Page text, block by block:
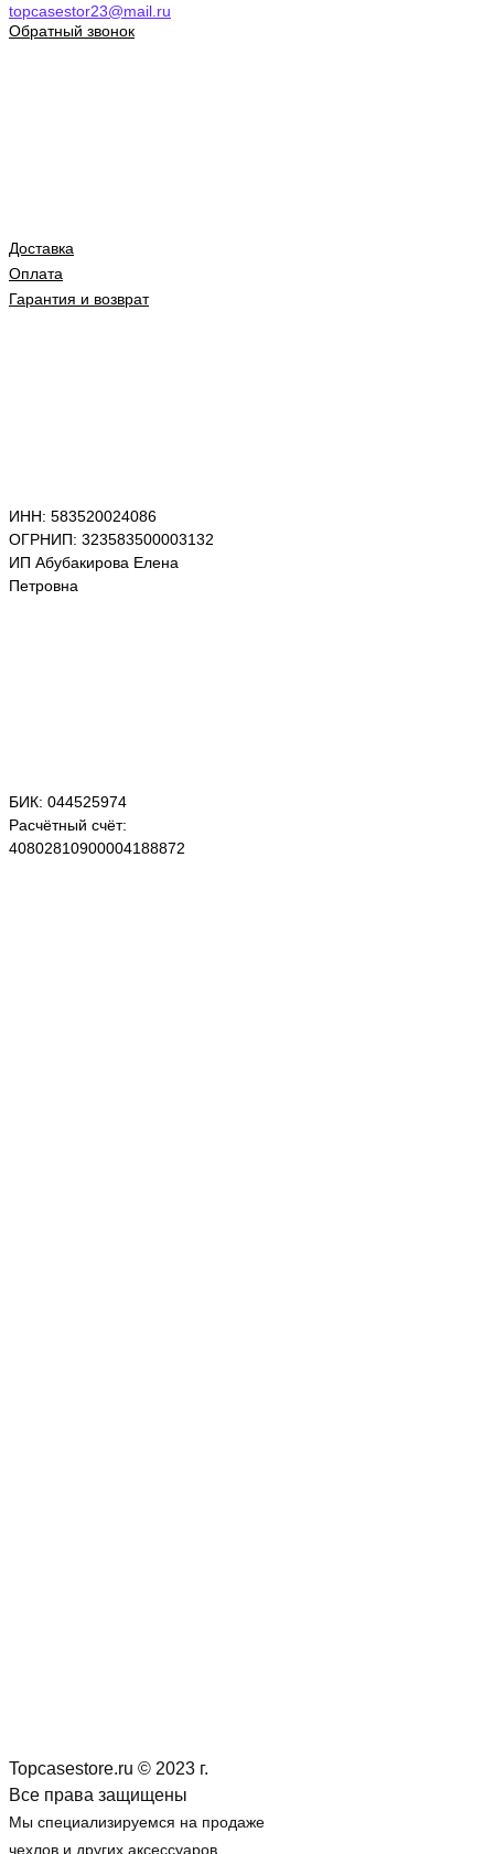
topcasestor23@mail.ru
Обратный звонок
Доставка
Оплата
Гарантия и возврат
ИНН: 583520024086
ОГРНИП: 323583500003132
ИП Абубакирова Елена
Петровна
БИК: 044525974
Расчётный счёт:
40802810900004188872
Topcasestore.ru © 2023 г.
Все права защищены
Мы специализируемся на продаже
чехлов и других аксессуаров